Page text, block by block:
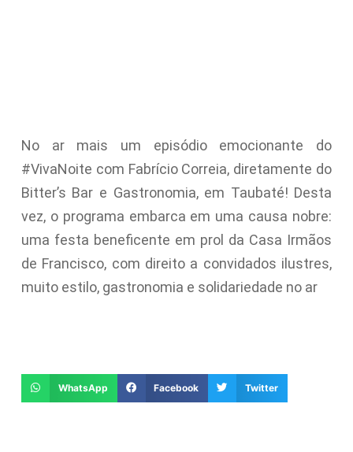
No ar mais um episódio emocionante do
#VivaNoite com Fabrício Correia, diretamente do
Bitter’s Bar e Gastronomia, em Taubaté! Desta
vez, o programa embarca em uma causa nobre:
uma festa beneficente em prol da Casa Irmãos
de Francisco, com direito a convidados ilustres,
muito estilo, gastronomia e solidariedade no ar
WhatsApp Facebook Twitter